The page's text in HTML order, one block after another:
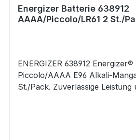
Energizer Batterie 638912
AAAA/Piccolo/LR61 2 St./
ENERGIZER 638912 Energizer®
Piccolo/AAAA E96 Alkali-
St./Pack. Zuverlässige Leistung und dauerhafte